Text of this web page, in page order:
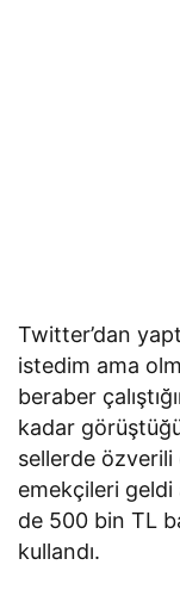
Twitter’dan
istedim ama
beraber
kadar
sellerde özverili
emekçileri geldi
de 500 bin TL
kullandı.